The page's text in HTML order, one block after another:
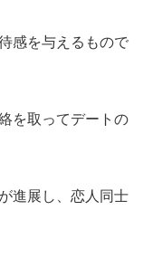
感を与えるもので
を取ってデートの
進展し、恋人同士